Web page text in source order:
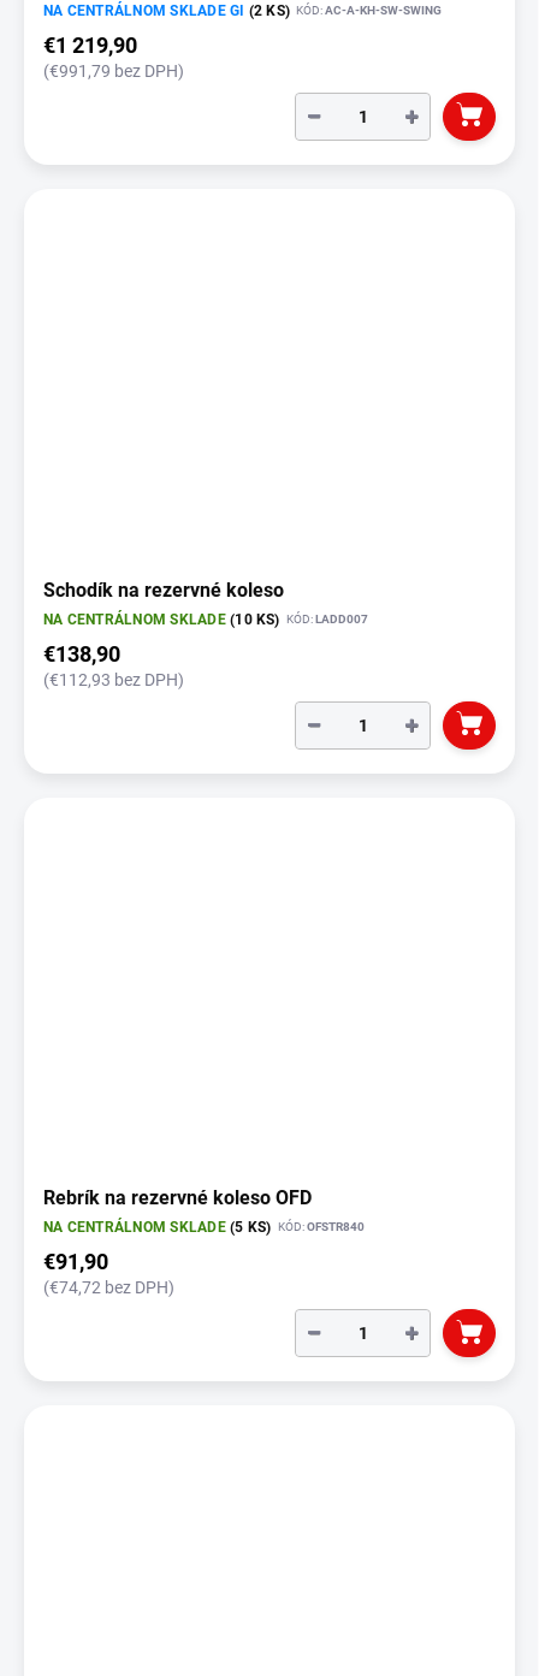
NA CENTRÁLNOM SKLADE GI (2 KS) KÓD:AC-A-KH-SW-SWING
€1 219,90
(€991,79 bez DPH)
+
−
Schodík na rezervné koleso
NA CENTRÁLNOM SKLADE(10 KS) KÓD:LADD007
€138,90
(€112,93 bez DPH)
+
−
Rebrík na rezervné koleso OFD
NA CENTRÁLNOM SKLADE(5 KS) KÓD:OFSTR840
€91,90
(€74,72 bez DPH)
+
−